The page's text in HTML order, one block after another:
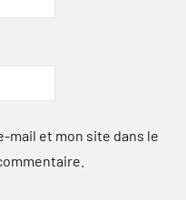
mail et mon site dans le